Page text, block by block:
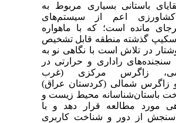
باستانی‌ بسیاری‌ مربوط به‌
اعم‌ از سیستم‌های‌
‌مانده است؛‌ که‌ با ماهواره
گذشته‌ منطقه‌ قابل ‌تشخیص‌
در تلاش است‌ با نگاهی‌ نو به‌
سنجنده‌‌های‌ راداری‌ و حرارتی‌ در
زاگرس مرکزی ‌(غرب
زاگرس شمالی ‌(کردستان عراق)
باستان‌‌شناسانه‌ محیط ‌زیست‌ و
مورد مطالعه‌ قرار دهد و با
سنجش ‌از دور و شناخت‌ کاربری‌